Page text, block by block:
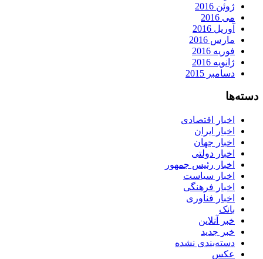
ژوئن 2016
می 2016
آوریل 2016
مارس 2016
فوریه 2016
ژانویه 2016
دسامبر 2015
دسته‌ها
اخبار اقتصادی
اخبار ایران
اخبار جهان
اخبار دولتی
اخبار رئیس جمهور
اخبار سیاست
اخبار فرهنگی
اخبار فناوری
بانک
خبر آنلاین
خبر جدید
دسته‌بندی نشده
عکس